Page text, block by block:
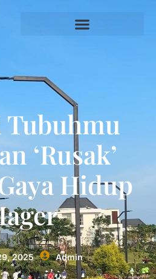
Tubuhmu
‘Rusak’
Hidup
2025 Admin